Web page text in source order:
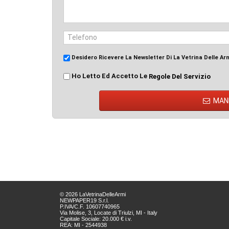
Desidero Ricevere La Newsletter Di La Vetrina Delle
Ho Letto Ed Accetto Le Regole Del Servizio
© 2026 LaVetrinaDelleArmi
NEWPAPER19 S.r.l.
P.IVA/C.F. 10607740965
Via Molise, 3, Locate di Triulzi, MI - Italy
Capitale Sociale: 20.000 € i.v.
REA: MI - 2544938